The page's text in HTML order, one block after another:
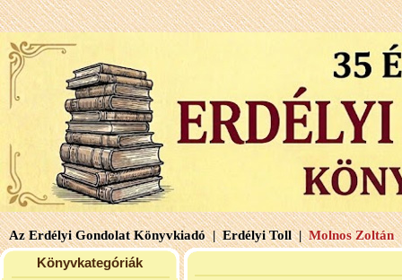
Az Erdélyi Gondolat Könyvkiadó | Erdélyi Toll | Molnos Zoltán
Könyvkategóriák